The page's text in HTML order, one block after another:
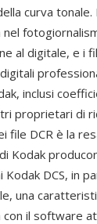
curva tonale.
nel
al digitale, e i
inclusi
proprietari di
file DCR è la
Kodak
DCS, in
una
il software